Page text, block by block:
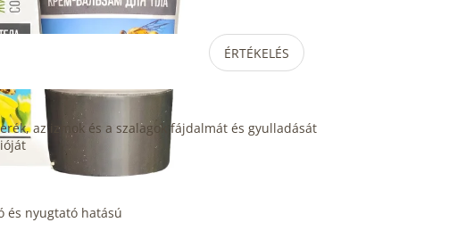
ÉRTÉKELÉS
az izmok és a szalagok fájdalmát és gyulladását
és nyugtató hatású